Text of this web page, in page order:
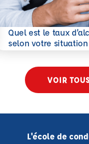
Quel est le taux
selon votre situation
En savoir plus
VOIR
L'école de